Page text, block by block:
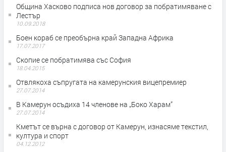
Община Хасково подписа нов договор за побратимяване с
Лестър
10.09.2018
Боен кораб се преобърна край Западна Африка
17.07.2017
Скопие се побратимява със София
18.04.2015
Отвлякоха съпругата на камерунския вицепремиер
27.07.2014
В Камерун осъдиха 14 членове на „Боко Харам”
27.07.2014
Кметът се върна с договор от Камерун, изнасяме текстил,
култура и спорт
04.12.2012